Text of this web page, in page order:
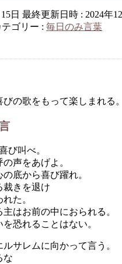
日 最終更新日時 : 2024年
テゴリー : 毎日のみ言葉
の歌をもって楽しまれる。
び叫べ。
声をあげよ。
底から喜び躍れ。
裁きを退け
た。
はお前の中におられる。
恐れることはない。
サレムに向かって言う。
な